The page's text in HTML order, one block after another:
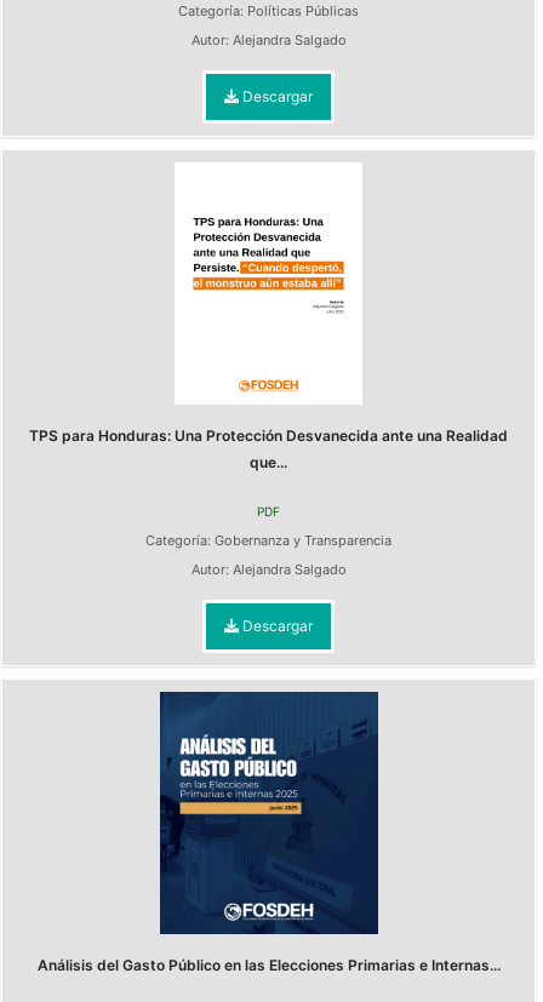
Categoría: Políticas Públicas
Autor: Alejandra Salgado
Descargar
TPS para Honduras: Una Protección Desvanecida ante una Realidad
que...
PDF
Categoría: Gobernanza y Transparencia
Autor: Alejandra Salgado
Descargar
Análisis del Gasto Público en las Elecciones Primarias e Internas...